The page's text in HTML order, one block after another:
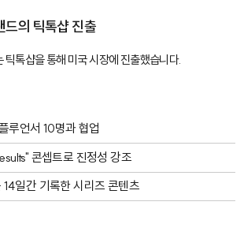
의 틱톡샵 진출
틱톡샵을 통해 미국 시장에 진출했습니다.
루언서 10명과 협업
콘셉트로 진정성 강조
일간 기록한 시리즈 콘텐츠